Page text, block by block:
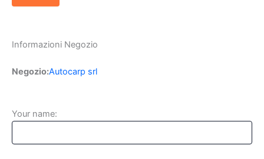
Informazioni Negozio
Negozio:Autocarp srl
Your name: